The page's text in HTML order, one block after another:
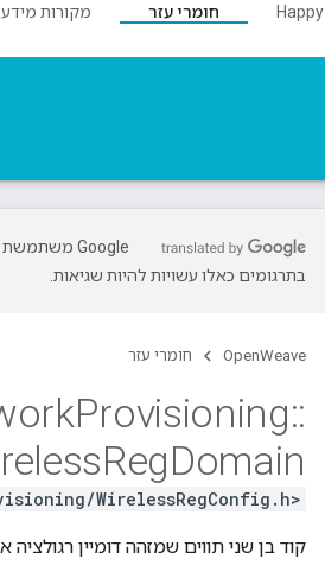
Happy חומרי עזר
מקורות מידע
בתרגומים כאלו עשויות להיות שגיאות.
OpenWeave חומרי עזר
Provisioning::
RegDomain
WirelessRegConfig.h>
קוד בן שני תווים שמזהה דומיין רגולציה